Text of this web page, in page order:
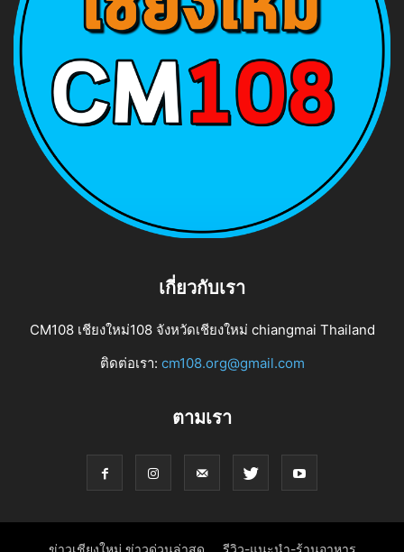
เกี่ยวกับเรา
CM108 เชียงใหม่108 จังหวัดเชียงใหม่ chiangmai Thailand
ติดต่อเรา: cm108.org@gmail.com
ตามเรา
ข่าวเชียงใหม่ ข่าวด่วนล่าสุด รีวิว-แนะนำ-ร้านอาหาร